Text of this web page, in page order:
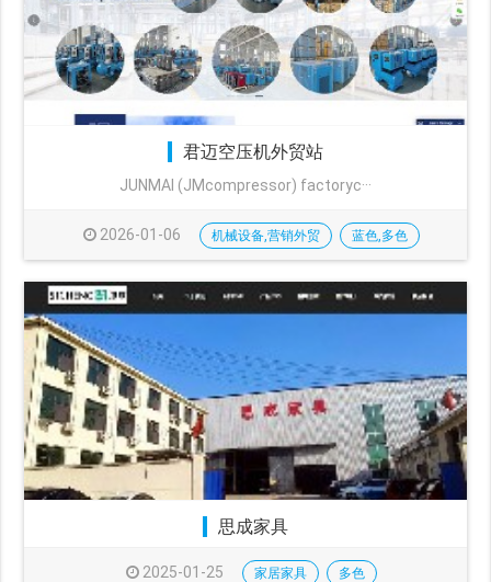
君迈空压机外贸站
JUNMAI (JMcompressor) factoryc···
2026-01-06 机械设备,营销外贸 蓝色,多色
思成家具
2025-01-25 家居家具 多色